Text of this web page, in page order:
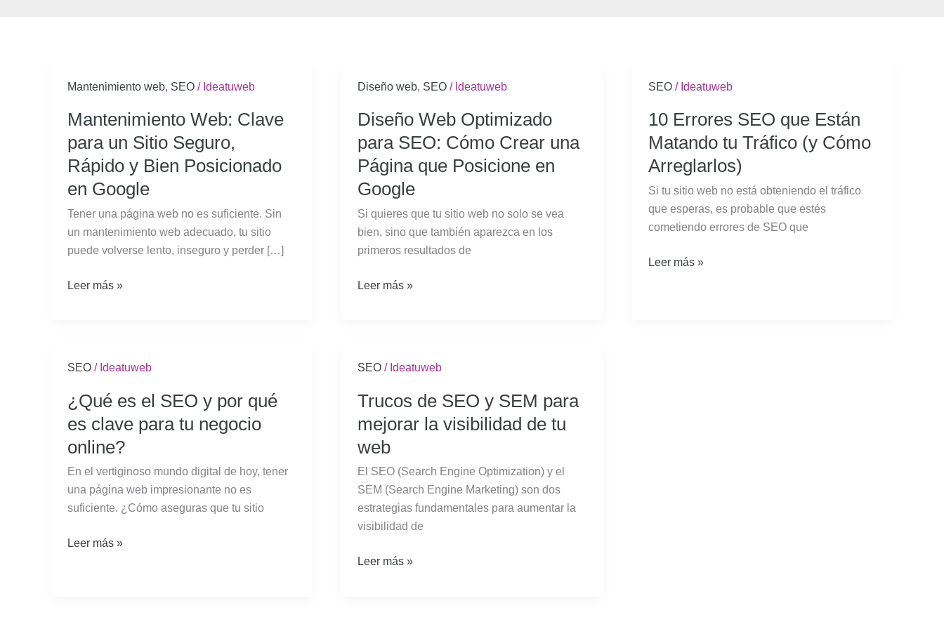
Mantenimiento web, SEO / Ideatuweb
Mantenimiento Web: Clave
para un Sitio Seguro,
Rápido y Bien Posicionado
en Google
Tener una página web no es suficiente. Sin
un mantenimiento web adecuado, tu sitio
puede volverse lento, inseguro y perder […]
Mantenimiento
Clave
para
un
Seguro,
Rápido
y
Bien
en
Leer más »
Diseño web, SEO / Ideatuweb
Diseño Web Optimizado
para SEO: Cómo Crear una
Página que Posicione en
Google
Si quieres que tu sitio web no solo se vea
bien, sino que también aparezca en los
primeros resultados de
Diseño
Optimizado
para
SEO:
Cómo
Crear
una
Página
que
en
Leer más »
SEO/ Ideatuweb
10 Errores SEO que Están
Matando tu Tráfico (y Cómo
Arreglarlos)
Si tu sitio web no está obteniendo el tráfico
que esperas, es probable que estés
cometiendo errores de SEO que
10
SEO
que
Están
Matando
tu
Tráfico
(y
Arreglarlos)
Leer más »
SEO / Ideatuweb
¿Qué es el SEO y por qué
es clave para tu negocio
online?
En el vertiginoso mundo digital de hoy, tener
una página web impresionante no es
suficiente. ¿Cómo aseguras que tu sitio
¿Qué
el
SEO
y
qué
es
clave
tu
Leer más »
SEO / Ideatuweb
Trucos de SEO y SEM para
mejorar la visibilidad de tu
web
El SEO (Search Engine Optimization) y el
SEM (Search Engine Marketing) son dos
estrategias fundamentales para aumentar la
visibilidad de
Trucos
SEO
y
SEM
mejorar
la
visibilidad
de
web
Leer más »